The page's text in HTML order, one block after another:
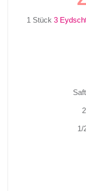
1 Stück 3
1/